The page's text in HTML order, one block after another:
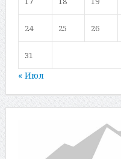
24 25 26
31
« Июл